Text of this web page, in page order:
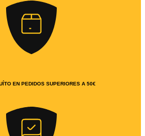
EN PEDIDOS SUPERIORES A 50€